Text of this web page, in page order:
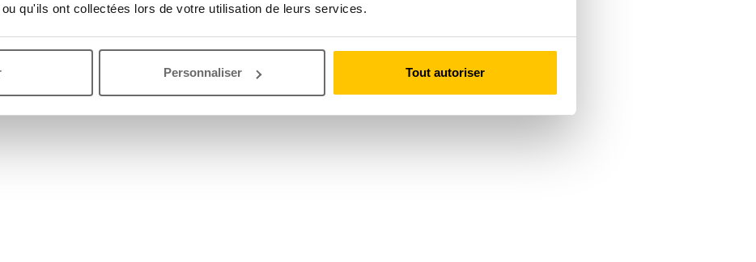
qu'ils ont collectées lors de votre utilisation de leurs services.
Personnaliser Tout autoriser